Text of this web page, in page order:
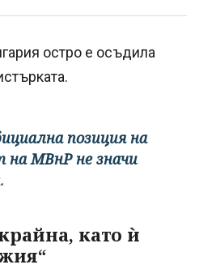
остро е осъдила
позиция на
на МВнР не значи
като ѝ